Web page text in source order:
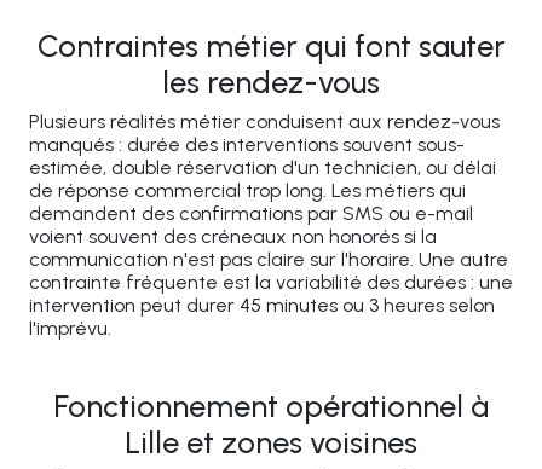
Contraintes métier qui font sauter
les rendez-vous
Plusieurs réalités métier conduisent aux rendez-vous
manqués : durée des interventions souvent sous-
estimée, double réservation d'un technicien, ou délai
de réponse commercial trop long. Les métiers qui
demandent des confirmations par SMS ou e-mail
voient souvent des créneaux non honorés si la
communication n'est pas claire sur l'horaire. Une autre
contrainte fréquente est la variabilité des durées : une
intervention peut durer 45 minutes ou 3 heures selon
l'imprévu.
Fonctionnement opérationnel à
Lille et zones voisines